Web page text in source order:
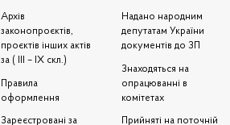
Архів
законопроєктів,
проєктів інших актів
за ( III – IX скл.)
Правила
оформлення
Зареєстровані за
Надано народним
депутатам України
документів до ЗП
Знаходяться на
опрацюванні в
комітетах
Прийняті на поточній